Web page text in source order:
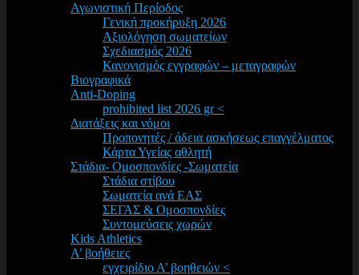
Αγωνιστική Περίοδος
Γενική προκήρυξη 2026
Αξιολόγηση σωματείων
Σχεδιασμός 2026
Κανονισμός εγγραφών – μεταγραφών
Βιογραφικά
Anti-Doping
prohibited list 2026 gr <
Διατάξεις και νόμοι
Προπονητές / άδεια ασκήσεως επαγγέλματος
Κάρτα Υγείας αθλητή
Στάδια- Ομοσπονδίες -Σωματεία
Στάδια στίβου
Σωματεία ανά ΕΑΣ
ΣΕΓΑΣ & Ομοσπονδίες
Συντομεύσεις χωρών
Kids Athletics
Α’ βοήθειες
εγχειρίδιο Α’ βοηθειών <